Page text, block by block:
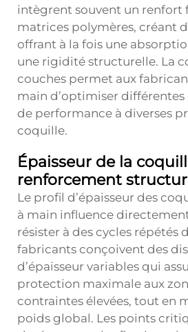
intègrent souvent un renfort
matrices polymères, créant
offrant à la fois une
une rigidité structurelle. La
couches permet aux
main d’optimiser
de performance à diverses
coquille.
Épaisseur de la
renforcement
Le profil d’épaisseur des
à main influence
résister à des cycles répétés
fabricants conçoivent des
d’épaisseur variables qui
protection maximale aux
contraintes élevées, tout en
poids global. Les points